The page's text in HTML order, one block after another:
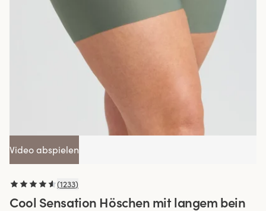
Video abspielen
(1233)
Cool Sensation Höschen mit langem bein